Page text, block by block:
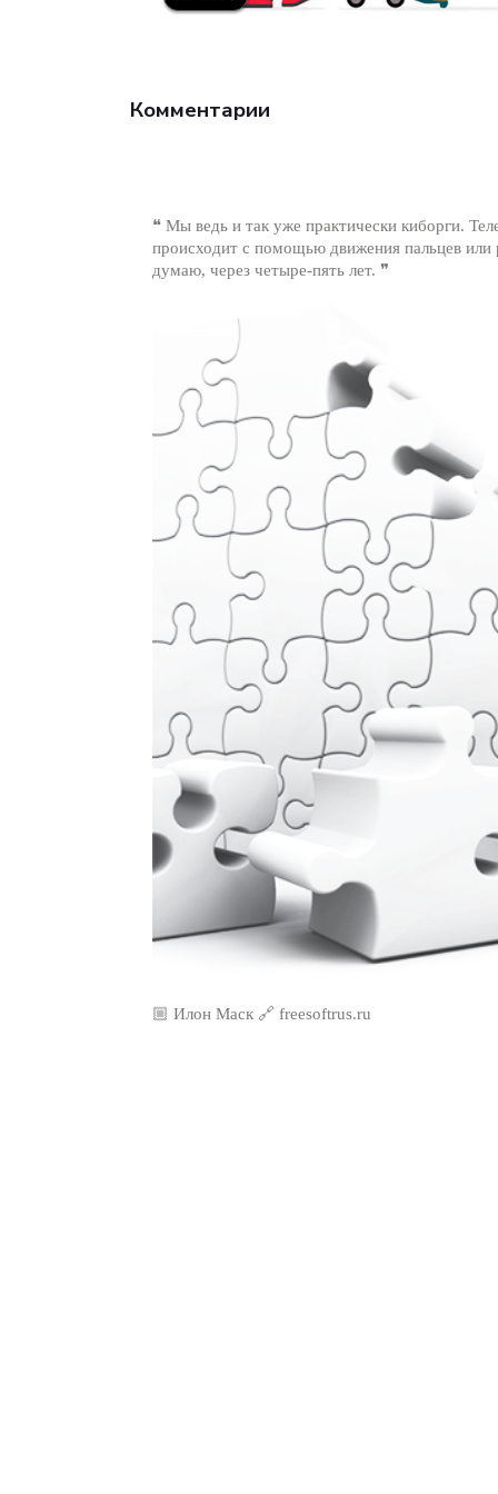
Комментарии
❝ Мы ведь и так уже практически киборги.
происходит с помощью движения пальцев или
думаю, через четыре-пять лет. ❞
🏼 Илон Маск 🔗 freesoftrus.ru